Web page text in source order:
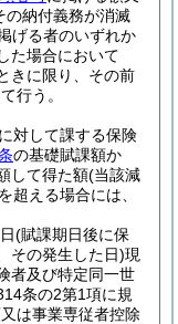
の納付義務が消滅
げる者のいずれか
た場合において
きに限り、その前
行う。
対して課する保険
の基礎賦課額か
して得た額(当該減
超える場合には、
(賦課期日後に保
その発生した日)現
者及び特定同一世
条の2第1項に規
は事業専従者控除